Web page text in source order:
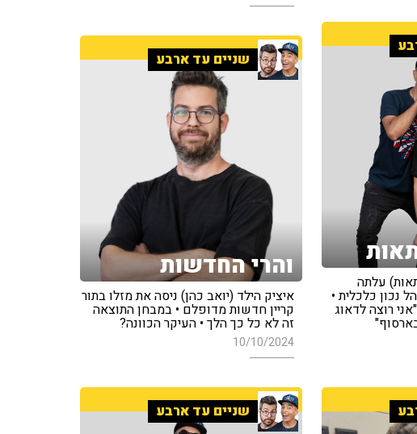
עלתה
נכון כלכלית •
רוצה לדאוג
שניים עד ארבע
והרי החדשות
איציק הילד (יואב כהן) ניסה את מזלו בתור
קריין חדשות מדופלם • במבחן התוצאה
זה לא כל כך הלך • העיקר הכוונה?
10/10/2024
שניים עד ארבע